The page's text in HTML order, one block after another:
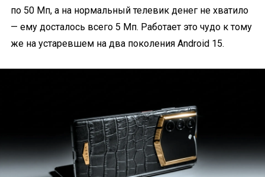
по 50 Мп, а на нормальный телевик денег не хватило
— ему досталось всего 5 Мп. Работает это чудо к тому
же на устаревшем на два поколения Android 15.